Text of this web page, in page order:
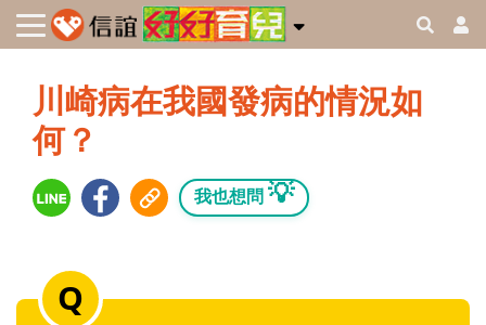
川崎病在我國發病的情況如
何？
我也想問 💡